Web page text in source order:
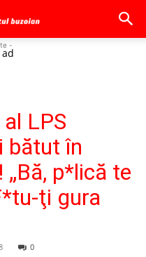
-
LPS
bătut în
p*lică te
ţi gura
0